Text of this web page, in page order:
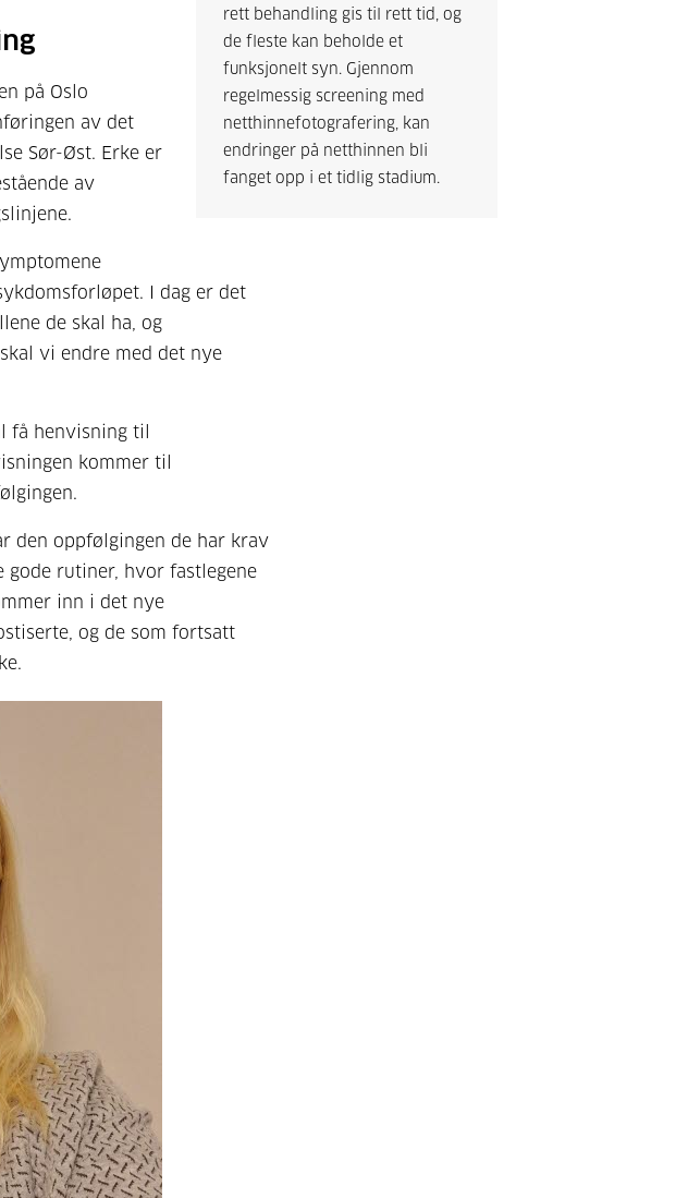
rett behandling gis til rett tid, og
de fleste kan beholde et
funksjonelt syn. Gjennom
regelmessig screening med
netthinnefotografering, kan
endringer på netthinnen bli
fanget opp i et tidlig stadium.
på Oslo
av det
Sør-Øst. Erke er
av
I dag er det
de skal ha, og
vi endre med det nye
få henvisning til
kommer til
den oppfølgingen de har krav
rutiner, hvor fastlegene
inn i det nye
og de som fortsatt